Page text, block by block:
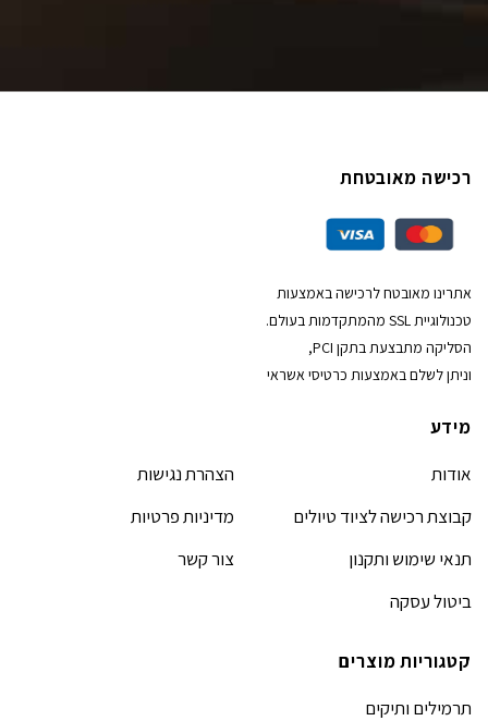
רכישה מאובטחת
אתרינו מאובטח לרכישה באמצעות
טכנולוגיית SSL מהמתקדמות בעולם.
הסליקה מתבצעת בתקן PCI,
וניתן לשלם באמצעות כרטיסי אשראי
מידע
אודות
קבוצת רכישה לציוד טיולים
תנאי שימוש ותקנון
ביטול עסקה
הצהרת נגישות
מדיניות פרטיות
צור קשר
קטגוריות מוצרים
תרמילים ותיקים